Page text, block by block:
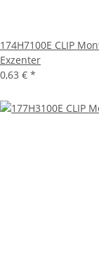
174H7100E CLIP
Exzenter
0,63 € *